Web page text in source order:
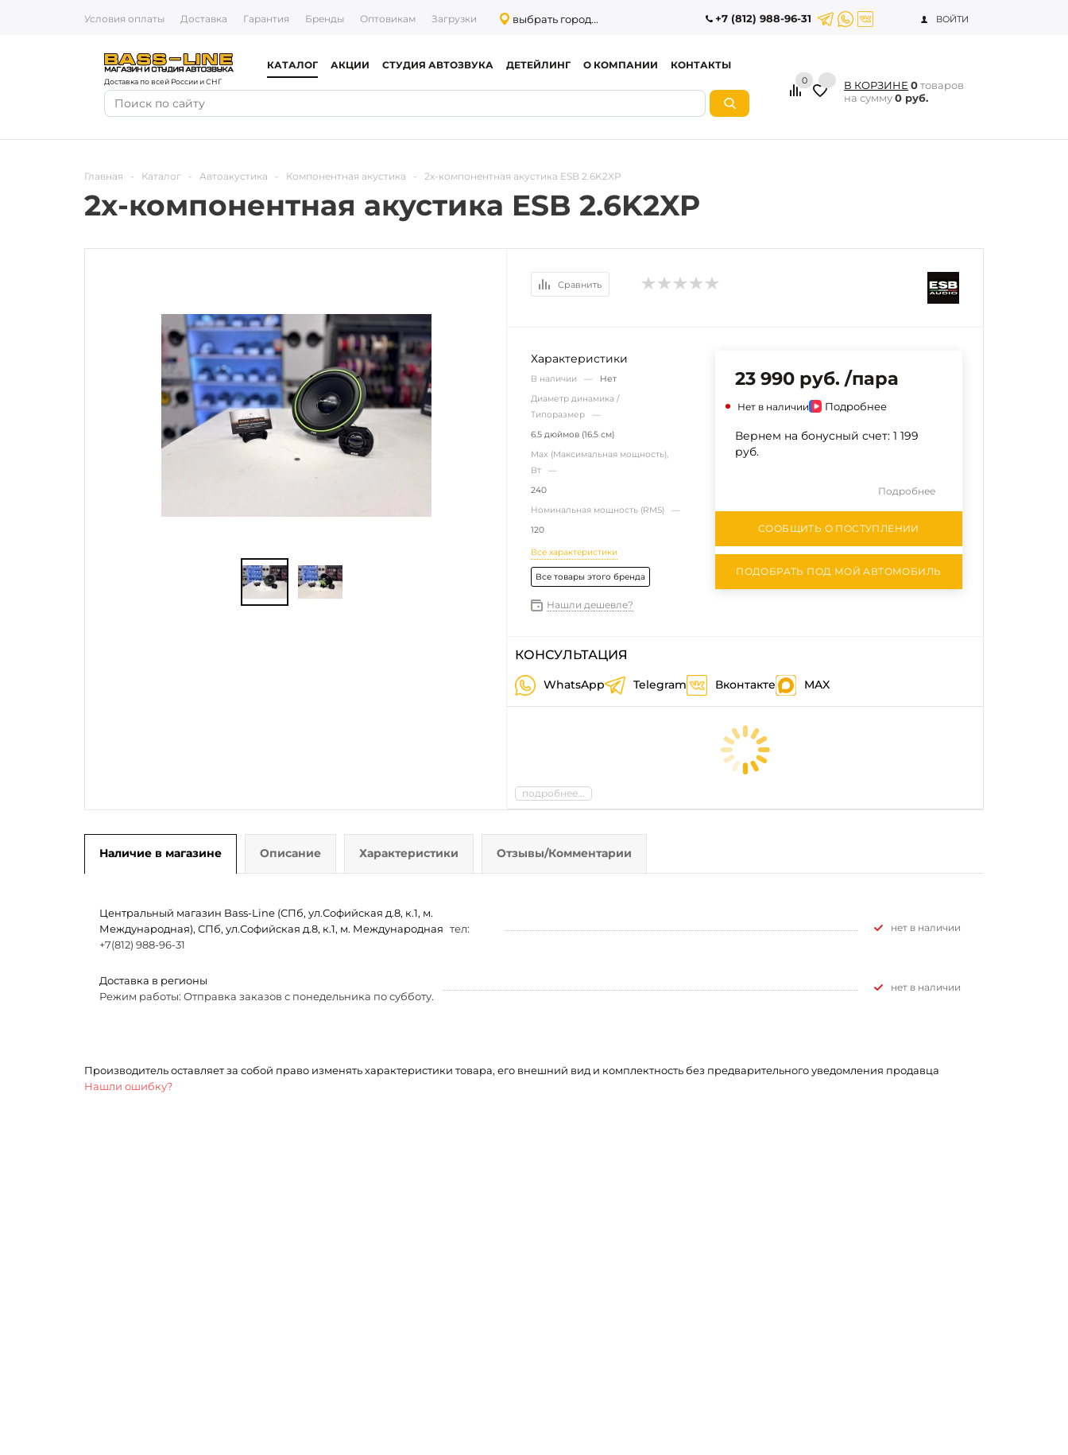
Условия оплаты Доставка Гарантия Бренды Оптовикам Загрузки выбрать город... +7 (812) 988-96-31 ВОЙТИ
Доставка по всей России и СНГ
КАТАЛОГ АКЦИИ СТУДИЯ АВТОЗВУКА ДЕТЕЙЛИНГ О КОМПАНИИ КОНТАКТЫ
0 В КОРЗИНЕ 0товаров
на сумму0 руб.
Главная - Каталог - Автоакустика - Компонентная акустика - 2х-компонентная акустика ESB 2.6K2XP
2х-компонентная акустика ESB 2.6K2XP
Сравнить
Характеристики
В наличии — Нет
Диаметр динамика /
Типоразмер —
6.5 дюймов (16.5 см)
Max (Максимальная мощность),
Вт —
240
Номинальная мощность (RMS) —
120
Все характеристики
Все товары этого бренда
Нашли дешевле?
23 990 руб. /пара
Нет в наличии Подробнее
Вернем на бонусный счет: 1 199
руб.
Подробнее
СООБЩИТЬ О ПОСТУПЛЕНИИ
ПОДОБРАТЬ ПОД МОЙ АВТОМОБИЛЬ
КОНСУЛЬТАЦИЯ
WhatsApp Telegram Вконтакте MAX
подробнее...
Наличие в магазине Описание Характеристики Отзывы/Комментарии
Центральный магазин Bass-Line (СПб, ул.Софийская д.8, к.1, м.
Международная), СПб, ул.Софийская д.8, к.1, м. Международная тел:
+7(812) 988-96-31
Нет в наличии
Доставка в регионы
Режим работы: Отправка заказов с понедельника по субботу.
Нет в наличии
Производитель оставляет за собой право изменять характеристики товара, его внешний вид и комплектность без предварительного уведомления продавца
Нашли ошибку?